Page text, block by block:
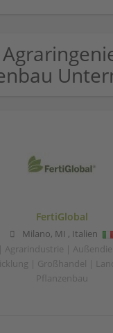
FertiGlobal
Milano, MI , Italien
Agrarindustrie |
| Großhandel |
Pflanzenbau